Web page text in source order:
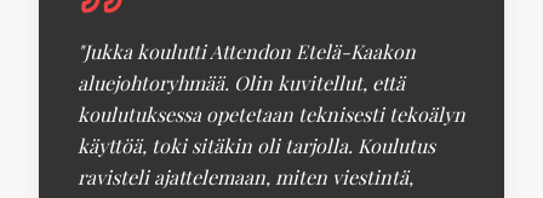
"Jukka koulutti Attendon Etelä-Kaakon
aluejohtoryhmää. Olin kuvitellut, että
koulutuksessa opetetaan teknisesti tekoälyn
käyttöä, toki sitäkin oli tarjolla. Koulutus
ravisteli ajattelemaan, miten viestintä,